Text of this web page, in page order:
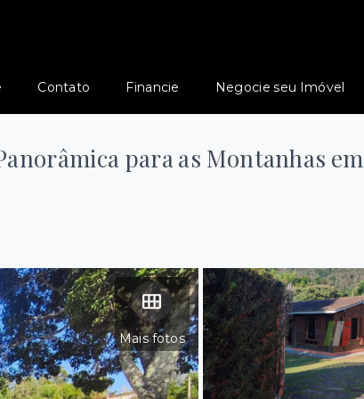
Contato Financie Negocie seu Imóvel
para as Montanhas em
Mais fotos